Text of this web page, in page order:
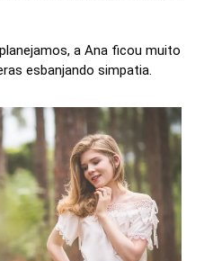
a Ana ficou muito
esbanjando simpatia.